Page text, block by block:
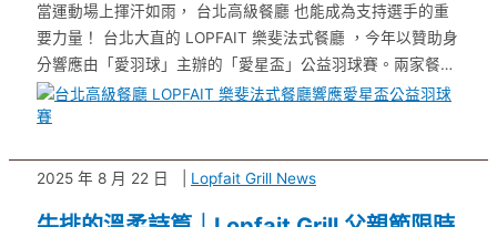
當運動場上揮汗如雨， 台北高級餐廳 也能成為支持選手的重
要力量！ 台北大直的 LOPFAIT 樂斐法式餐廳 ，今年以贊助身
分響應由「愛羽球」主辦的「愛星盃」公益羽球賽。兩家餐廳
同樣重視永續、環保與生活美學，正是 …
2025 年 8 月 22 日 Lopfait Grill News